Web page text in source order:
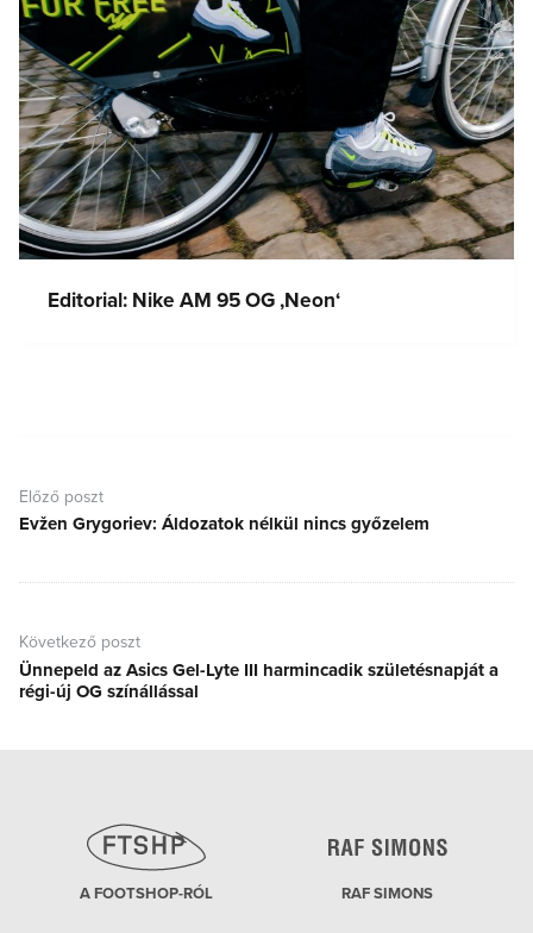
Editorial: Nike AM 95 OG ‚Neon‘
navigáció
Előző poszt
Előző
Evžen Grygoriev: Áldozatok nélkül nincs győzelem
Következő poszt
Következő
poszt:
Ünnepeld az Asics Gel-Lyte III harmincadik születésnapját a
régi-új OG színállással
A FOOTSHOP-RÓL RAF SIMONS